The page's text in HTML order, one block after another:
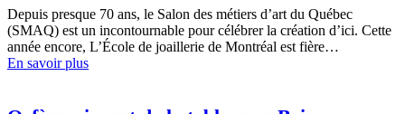
Depuis presque 70 ans, le Salon des métiers d’art du Québec
(SMAQ) est un incontournable pour célébrer la création d’ici. Cette
année encore, L’École de joaillerie de Montréal est fière…
En savoir plus